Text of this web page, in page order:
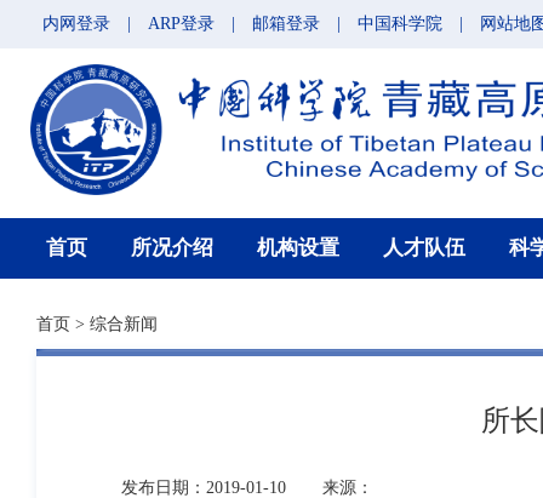
内网登录 ARP登录 邮箱登录 中国科学院 网站地
首页 所况介绍 机构设置 人才队伍 科
首页 > 综合新闻
所
发布日期：2019-01-10 来源：